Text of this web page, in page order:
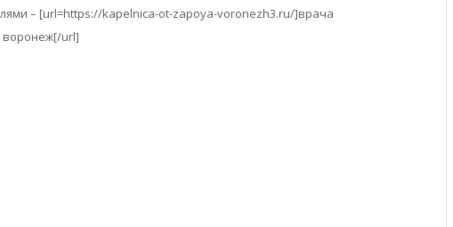
– [url=https://kapelnica-ot-zapoya-voronezh3.ru/]врача
воронеж[/url]